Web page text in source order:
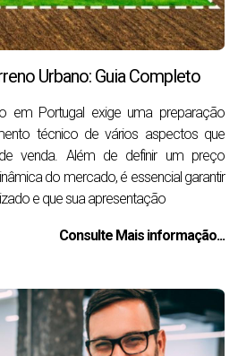
Urbano: Guia Completo
em Portugal exige uma preparação
técnico de vários aspectos que
venda. Além de definir um preço
do mercado, é essencial garantir
e que sua apresentação
Consulte Mais informação...